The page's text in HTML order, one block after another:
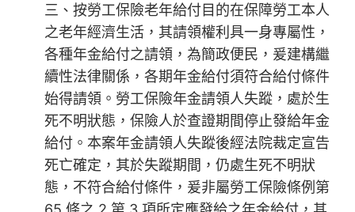
三、按勞工保險老年給付目的在保障勞工本人
之老年經濟生活，其請領權利具一身專屬性，
各種年金給付之請領，為簡政便民，爰建構繼
續性法律關係，各期年金給付須符合給付條件
始得請領。勞工保險年金請領人失蹤，處於生
死不明狀態，保險人於查證期間停止發給年金
給付。本案年金請領人失蹤後經法院裁定宣告
死亡確定，其於失蹤期間，仍處生死不明狀
態，不符合給付條件，爰非屬勞工保險條例第